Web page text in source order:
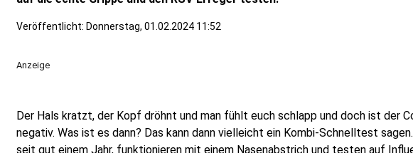
Veröffentlicht: Donnerstag, 01.02.2024 11:52
Anzeige
Der Hals kratzt, der Kopf dröhnt und man fühlt euch schlapp und doch ist der
negativ. Was ist es dann? Das kann dann vielleicht ein Kombi-Schnelltest
seit gut einem Jahr, funktionieren mit einem Nasenabstrich und testen auf